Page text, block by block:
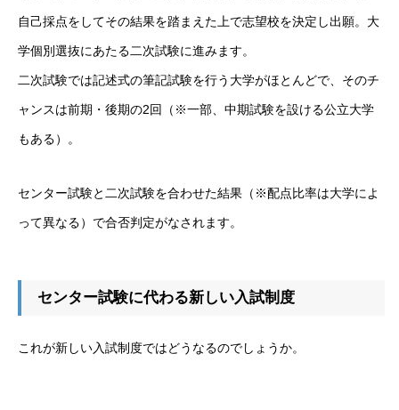
自己採点をしてその結果を踏まえた上で志望校を決定し出願。大
学個別選抜にあたる二次試験に進みます。
二次試験では記述式の筆記試験を行う大学がほとんどで、そのチ
ャンスは前期・後期の2回（※一部、中期試験を設ける公立大学
もある）。
センター試験と二次試験を合わせた結果（※配点比率は大学によ
って異なる）で合否判定がなされます。
センター試験に代わる新しい入試制度
これが新しい入試制度ではどうなるのでしょうか。